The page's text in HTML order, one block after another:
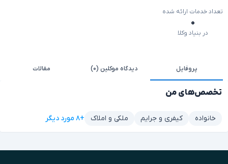
تعداد خدمات ارائه شده
۰
در بنیاد وکلا
پروفایل دیدگاه موکلین (۰) مقالات
تخصص‌های من
خانواده کیفری و جرایم ملکی و املاک +۸ مورد دیگر